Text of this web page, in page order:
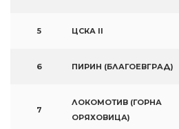
5 ЦСКА II
6 ПИРИН (БЛАГОЕВГРАД)
7
ЛОКОМОТИВ (ГОРНА
ОРЯХОВИЦА)